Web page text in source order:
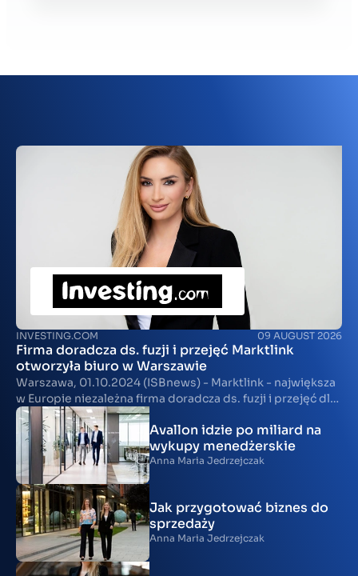
INVESTING.COM 09 AUGUST 2026
Firma doradcza ds. fuzji i przejęć Marktlink
otworzyła biuro w Warszawie
Warszawa, 01.10.2024 (ISBnews) - Marktlink - największa
w Europie niezależna firma doradcza ds. fuzji i przejęć dla
średnich przedsiębiorstw - otworzył swoje biuro w
Warszawie, podała spółka. To 18. biuro tej sieci w Europie i
pierwsze w Europie Środkowo-Wschodniej. Na czele
polskiego oddziału Marktlink stanie Anna Maria
Jędrzejczak.
Avallon idzie po miliard na
wykupy menedżerskie
Anna Maria Jedrzejczak
Jak przygotować biznes do
sprzedaży
Anna Maria Jedrzejczak